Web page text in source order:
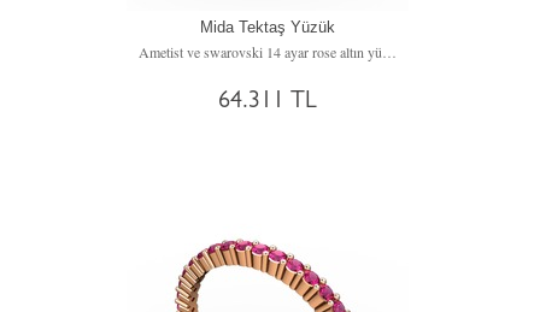
Mida Tektaş Yüzük
64.311 TL